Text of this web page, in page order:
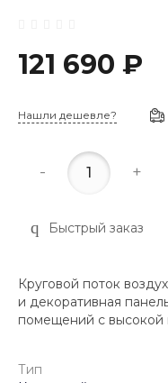
121 690 ₽
Нашли дешевле?
- +
Быстрый заказ
Круговой поток
и декоративная
помещений с высокой
Тип